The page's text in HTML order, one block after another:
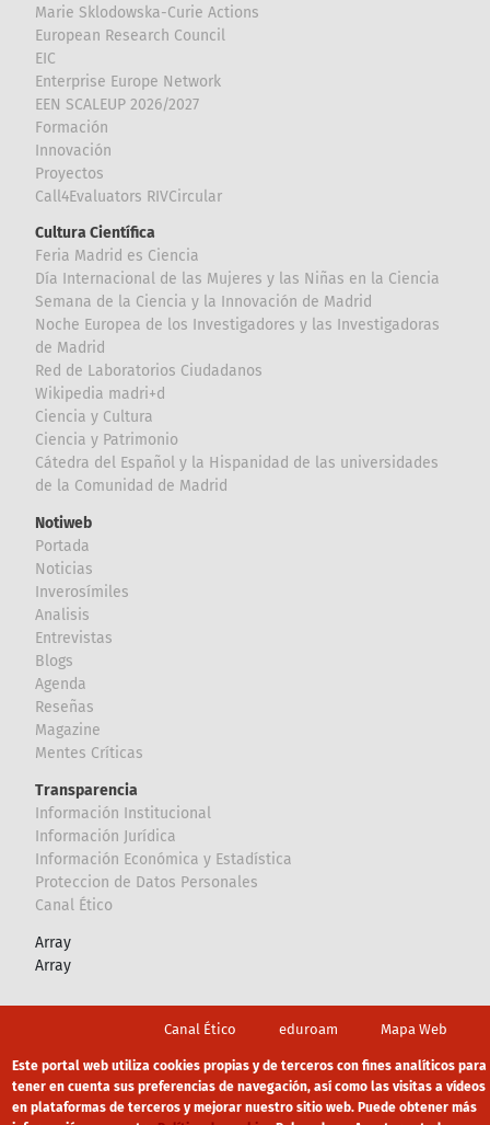
Marie Sklodowska-Curie Actions
European Research Council
EIC
Enterprise Europe Network
EEN SCALEUP 2026/2027
Formación
Innovación
Proyectos
Call4Evaluators RIVCircular
Cultura Científica
Feria Madrid es Ciencia
Día Internacional de las Mujeres y las Niñas en la Ciencia
Semana de la Ciencia y la Innovación de Madrid
Noche Europea de los Investigadores y las Investigadoras
de Madrid
Red de Laboratorios Ciudadanos
Wikipedia madri+d
Ciencia y Cultura
Ciencia y Patrimonio
Cátedra del Español y la Hispanidad de las universidades
de la Comunidad de Madrid
Notiweb
Portada
Noticias
Inverosímiles
Analisis
Entrevistas
Blogs
Agenda
Reseñas
Magazine
Mentes Críticas
Transparencia
Información Institucional
Información Jurídica
Información Económica y Estadística
Proteccion de Datos Personales
Canal Ético
Array
Array
Canal Ético eduroam Mapa Web
Política privacidad Política de cookies Aviso legal
Este portal web utiliza cookies propias y de terceros con fines analíticos para
tener en cuenta sus preferencias de navegación, así como las visitas a vídeos
en plataformas de terceros y mejorar nuestro sitio web. Puede obtener más